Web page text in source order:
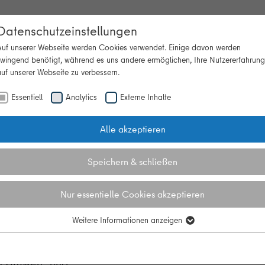
Beratung Themen
2024
dem Umweltfestival
in Berlin statt. Auf der
Fülle aus Ständen,
unserer Webseite werden Cookies verwendet. Einige davon werden
benötigt, während es uns andere ermöglichen, Ihre Nutzererfahrung
unserer Webseite zu verbessern.
Essentiell Analytics Externe Inhalte
Alle akzeptieren
Speichern & schließen
Nur essentielle Cookies akzeptieren
Weitere Informationen anzeigen